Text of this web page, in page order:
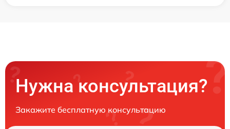
Нужна консультация?
Закажите бесплатную консультацию